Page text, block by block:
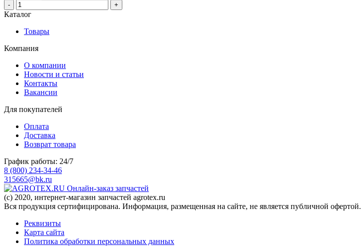
-
+
Каталог
Товары
Компания
О компании
Новости и статьи
Контакты
Вакансии
Для покупателей
Оплата
Доставка
Возврат товара
График работы: 24/7
8 (800) 234-34-46
315665@bk.ru
Онлайн-заказ запчастей
(c) 2020, интернет-магазин запчастей agrotex.ru
Вся продукция сертифицирована. Информация, размещенная на сайте, не является публичной офертой.
Реквизиты
Карта сайта
Политика обработки персональных данных